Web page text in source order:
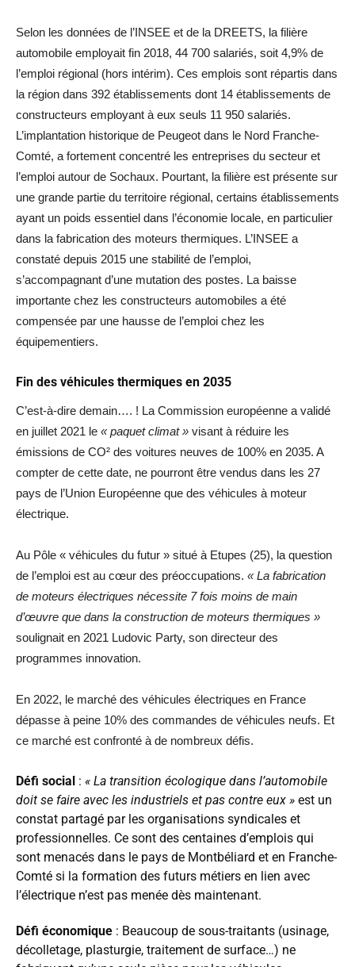
Selon les données de l’INSEE et de la DREETS, la filière
automobile employait fin 2018, 44 700 salariés, soit 4,9% de
l’emploi régional (hors intérim). Ces emplois sont répartis dans
la région dans 392 établissements dont 14 établissements de
constructeurs employant à eux seuls 11 950 salariés.
L’implantation historique de Peugeot dans le Nord Franche-
Comté, a fortement concentré les entreprises du secteur et
l’emploi autour de Sochaux. Pourtant, la filière est présente sur
une grande partie du territoire régional, certains établissements
ayant un poids essentiel dans l’économie locale, en particulier
dans la fabrication des moteurs thermiques. L’INSEE a
constaté depuis 2015 une stabilité de l’emploi,
s’accompagnant d’une mutation des postes. La baisse
importante chez les constructeurs automobiles a été
compensée par une hausse de l’emploi chez les
équipementiers.
Fin des véhicules thermiques en 2035
C’est-à-dire demain…. ! La Commission européenne a validé
en juillet 2021 le « paquet climat » visant à réduire les
émissions de CO² des voitures neuves de 100% en 2035. A
compter de cette date, ne pourront être vendus dans les 27
pays de l’Union Européenne que des véhicules à moteur
électrique.
Au Pôle « véhicules du futur » situé à Etupes (25), la question
de l’emploi est au cœur des préoccupations. « La fabrication
de moteurs électriques nécessite 7 fois moins de main
d’œuvre que dans la construction de moteurs thermiques »
soulignait en 2021 Ludovic Party, son directeur des
programmes innovation.
En 2022, le marché des véhicules électriques en France
dépasse à peine 10% des commandes de véhicules neufs. Et
ce marché est confronté à de nombreux défis.
Défi social : « La transition écologique dans l’automobile
doit se faire avec les industriels et pas contre eux » est un
constat partagé par les organisations syndicales et
professionnelles. Ce sont des centaines d’emplois qui
sont menacés dans le pays de Montbéliard et en Franche-
Comté si la formation des futurs métiers en lien avec
l’électrique n’est pas menée dès maintenant.
Défi économique : Beaucoup de sous-traitants (usinage,
décolletage, plasturgie, traitement de surface…) ne